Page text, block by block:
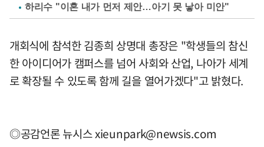
하리수 "이혼 내가 먼저 제안…아기 못 낳아 미안"
개회식에 참석한 김종희 상명대 총장은 "학생들의 참신
한 아이디어가 캠퍼스를 넘어 사회와 산업, 나아가 세계
로 확장될 수 있도록 함께 길을 열어가겠다"고 밝혔다.
◎공감언론 뉴시스xieunpark@newsis.com